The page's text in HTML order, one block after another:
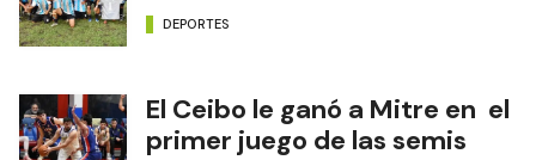
DEPORTES
El Ceibo le ganó a Mitre en el
primer juego de las semis